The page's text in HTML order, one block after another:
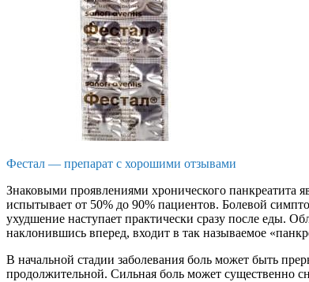
Фестал — препарат с хорошими отзывами
Знаковыми проявлениями хронического панкреатита
испытывает от 50% до 90% пациентов. Болевой
ухудшение наступает практически сразу после еды.
наклонившись вперед, входит в так называемое
В начальной стадии заболевания боль может быть
продолжительной. Сильная боль может существенно